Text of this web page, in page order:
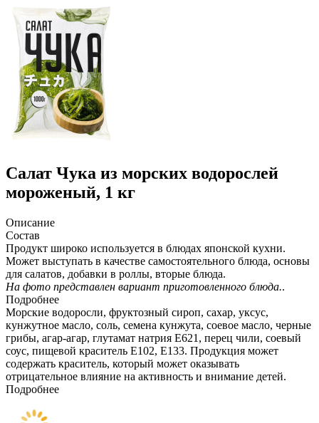
Салат Чука из морских водорослей
мороженый, 1 кг
Описание
Состав
Продукт широко используется в блюдах японской кухни.
Может выступать в качестве самостоятельного блюда, основы
для салатов, добавки в роллы, вторые блюда.
На фото представлен вариант приготовленного блюда..
Подробнее
Морские водоросли, фруктозный сироп, сахар, уксус,
кунжутное масло, соль, семена кунжута, соевое масло, черные
грибы, агар-агар, глутамат натрия Е621, перец чили, соевый
соус, пищевой краситель Е102, Е133. Продукция может
содержать краситель, который может оказывать
отрицательное влияние на активность и внимание детей.
Подробнее